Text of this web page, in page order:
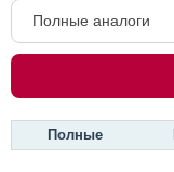
Полные